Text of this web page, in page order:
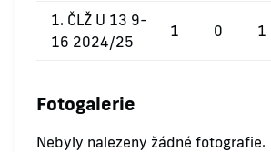
1. ČLŽ U 13 9-
16 2024/25
1 0 1
Fotogalerie
Nebyly nalezeny žádné fotografie.